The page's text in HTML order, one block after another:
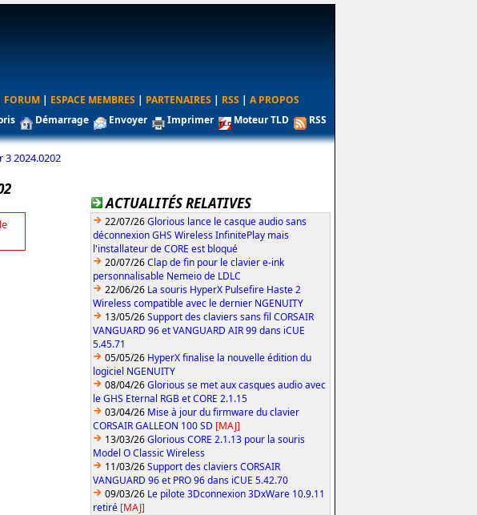
FORUM | ESPACE MEMBRES | PARTENAIRES | RSS | A PROPOS
Démarrage Envoyer Imprimer Moteur TLD RSS
2024.0202
ACTUALITÉS RELATIVES
22/07/26Glorious lance le casque audio sans
déconnexion GHS Wireless InfinitePlay mais
l'installateur de CORE est bloqué
20/07/26Clap de fin pour le clavier e-ink
personnalisable Nemeio de LDLC
22/06/26 La souris HyperX Pulsefire Haste 2
Wireless compatible avec le dernier NGENUITY
13/05/26Support des claviers sans fil CORSAIR
VANGUARD 96 et VANGUARD AIR 99 dans iCUE
5.45.71
05/05/26 HyperX finalise la nouvelle édition du
logiciel NGENUITY
08/04/26Glorious se met aux casques audio avec
le GHS Eternal RGB et CORE 2.1.15
03/04/26 Mise à jour du firmware du clavier
CORSAIR GALLEON 100 SD [MAJ]
13/03/26Glorious CORE 2.1.13 pour la souris
Model O Classic Wireless
11/03/26Support des claviers CORSAIR
VANGUARD 96 et PRO 96 dans iCUE 5.42.70
09/03/26 Le pilote 3Dconnexion 3DxWare 10.9.11
retiré [MAJ]